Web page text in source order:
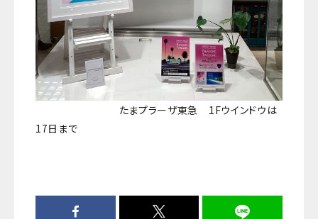
たまプラーザ東急 1Fウインドウは
17日まで